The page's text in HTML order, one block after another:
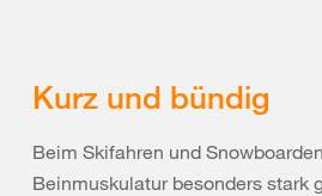
Kurz und bündig
Beim Skifahren und
Beinmuskulatur besonders stark